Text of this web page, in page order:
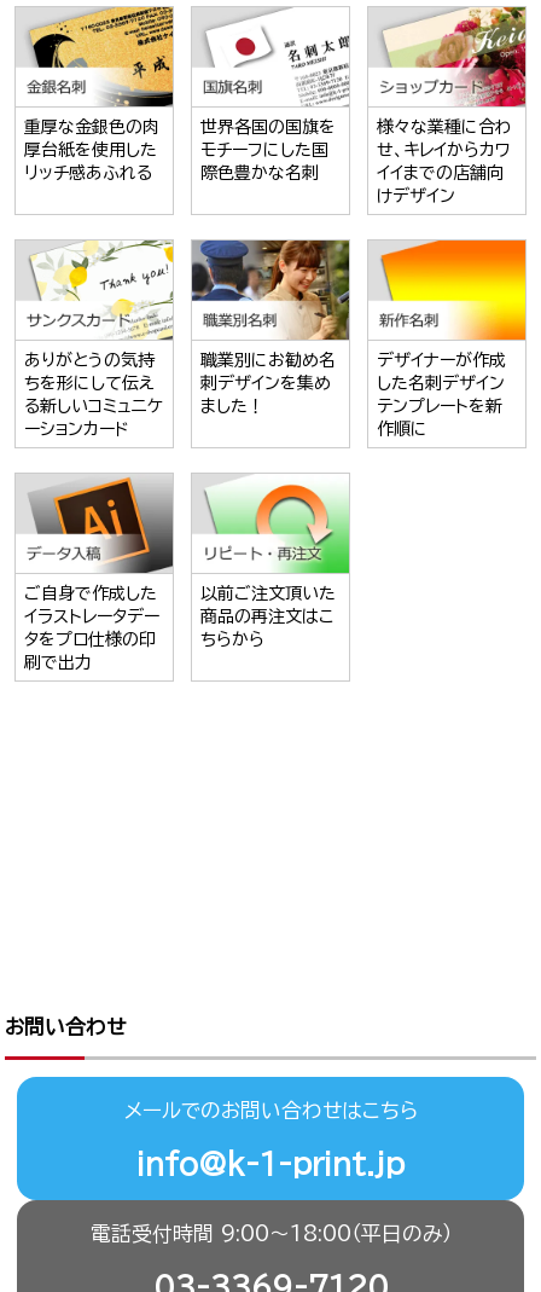
重厚な金銀色の肉
厚台紙を使用した
リッチ感あふれる
世界各国の国旗を
モチーフにした国
際色豊かな名刺
様々な業種に合わ
せ、キレイからカワ
イイまでの店舗向
けデザイン
ありがとうの気持
ちを形にして伝え
る新しいコミュニケ
ーションカード
職業別にお勧め名
刺デザインを集め
ました！
デザイナーが作成
した名刺デザイン
テンプレートを新
作順に
ご自身で作成した
イラストレータデー
タをプロ仕様の印
刷で出力
以前ご注文頂いた
商品の再注文はこ
ちらから
お問い合わせ
メールでのお問い合わせはこちら
info@k-1-print.jp
電話受付時間 9:00〜18:00（平日のみ）